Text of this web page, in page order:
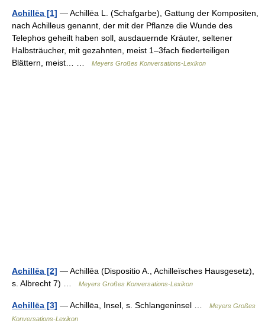
Achillēa [1] — Achillēa L. (Schafgarbe), Gattung der Kompositen,
nach Achilleus genannt, der mit der Pflanze die Wunde des
Telephos geheilt haben soll, ausdauernde Kräuter, seltener
Halbsträucher, mit gezahnten, meist 1–3fach fiederteiligen
Blättern, meist… …
Meyers Großes Konversations-Lexikon
Achillēa [2] — Achillēa (Dispositio A., Achilleïsches Hausgesetz),
s. Albrecht 7) …
Meyers Großes Konversations-Lexikon
Achillēa [3] — Achillēa, Insel, s. Schlangeninsel …
Meyers Großes
Konversations-Lexikon